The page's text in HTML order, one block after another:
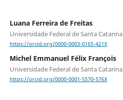
Luana Ferreira de Freitas
Universidade Federal de Santa Catarina
https://orcid.org/0000-0003-0165-421X
Michel Emmanuel Félix François
Universidade Federal de Santa Catarina
https://orcid.org/0000-0001-5570-576X